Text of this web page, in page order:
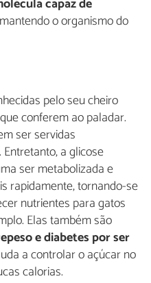
o organismo do
pelo seu cheiro
conferem ao paladar.
ser servidas
a glicose
ser metabolizada e
rapidamente, tornando-se
nutrientes para gatos
Elas também são
e diabetes por ser
a controlar o açúcar no
calorias.